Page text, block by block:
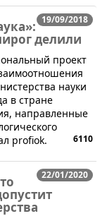
19/09/2018
делили
проект
науки
в стране
направленные
profiok.
6110
22/01/2020